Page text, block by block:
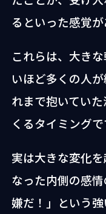
るといった感覚が
これらは、大き
いほど多くの人
れまで抱いてい
くるタイミングで
実は大きな変化
なった内側の感
嫌だ！」という強